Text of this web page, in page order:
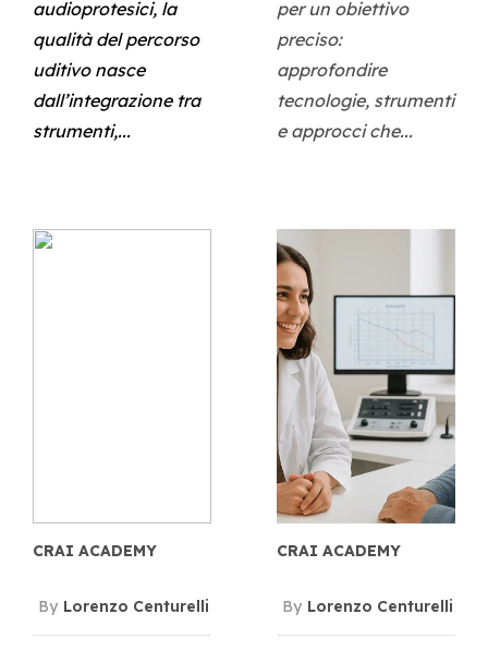
audioprotesici, la
qualità del percorso
uditivo nasce
dall’integrazione tra
strumenti,...
per un obiettivo
preciso:
approfondire
tecnologie, strumenti
e approcci che...
CRAI ACADEMY
By Lorenzo Centurelli
CRAI ACADEMY
By Lorenzo Centurelli